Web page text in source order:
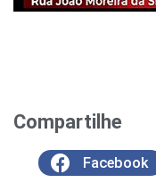
Compartilhe
Facebook